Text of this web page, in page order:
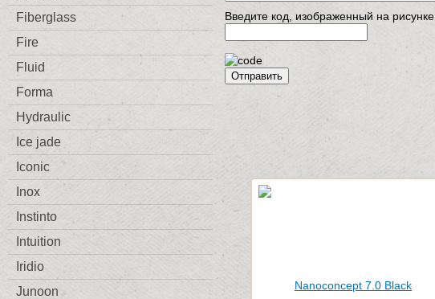
Fiberglass
Fire
Fluid
Forma
Hydraulic
Ice jade
Iconic
Inox
Instinto
Intuition
Iridio
Junoon
Введите код, изображенный на рисунке
Отправить